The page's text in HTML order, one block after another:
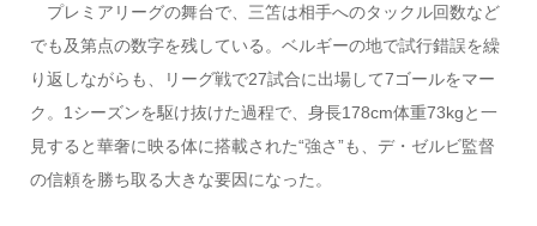
プレミアリーグの舞台で、三笘は相手へのタックル回数など
でも及第点の数字を残している。ベルギーの地で試行錯誤を繰
り返しながらも、リーグ戦で27試合に出場して7ゴールをマー
ク。1シーズンを駆け抜けた過程で、身長178cm体重73kgと一
見すると華奢に映る体に搭載された“強さ”も、デ・ゼルビ監督
の信頼を勝ち取る大きな要因になった。